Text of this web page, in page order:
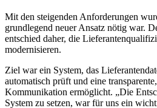
Mit den steigenden Anforderungen
grundlegend neuer Ansatz nötig war.
entschied daher, die
modernisieren.
Ziel war ein System, das
automatisch prüft und eine
Kommunikation ermöglicht. „Die
System zu setzen, war für uns ein